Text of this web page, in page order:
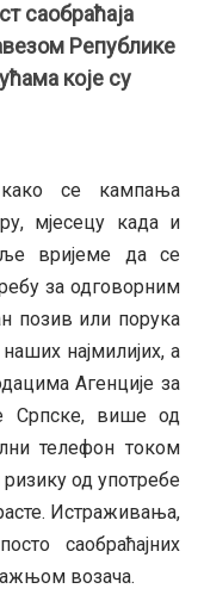
саобраћаја
Републике
које су
се кампања
мјесецу када и
вријеме да се
за одговорним
позив или порука
најмилијих, а
Агенције за
Српске, више од
телефон током
од употребе
Истраживања,
саобраћајних
возача.